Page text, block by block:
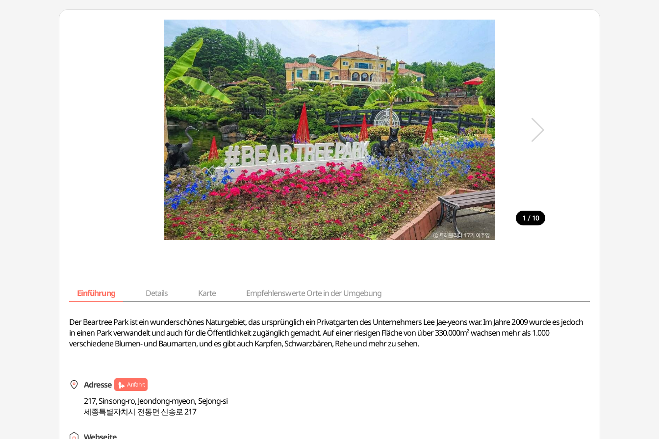
1 / 10
Einführung Details Karte Empfehlenswerte Orte in der Umgebung
Der Beartree Park ist ein wunderschönes Naturgebiet, das ursprünglich ein Privatgarten des Unternehmers Lee Jae-yeons war. Im Jahre 2009 wurde es jedoch
in einen Park verwandelt und auch für die Öffentlichkeit zugänglich gemacht. Auf einer riesigen Fläche von über 330.000m² wachsen mehr als 1.000
verschiedene Blumen- und Baumarten, und es gibt auch Karpfen, Schwarzbären, Rehe und mehr zu sehen.
Adresse Anfahrt
217, Sinsong-ro, Jeondong-myeon, Sejong-si
세종특별자치시 전동면 신송로 217